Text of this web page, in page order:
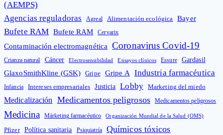
(AEMPS)
Agencias reguladoras
Agreal Alimentación ecológica Bayer
Bufete RAM Bufete RAM Cervarix
Contaminación electromagnética Coronavirus Covid-19
Crianza natural Cáncer Electrosensibilidad Ensayos clínicos Essure Gardasil
GlaxoSmithKline (GSK) Gripe Gripe A Industria farmacéutica
Infancia Intereses empresariales Justicia Lobby Marketing del miedo
Medicalización Medicamentos peligrosos Medicamentos peligrosos
Medicina Márketing farmacéutico Organización Mundial de la Salud (OMS)
Pfizer Política sanitaria Psiquiatría Químicos tóxicos